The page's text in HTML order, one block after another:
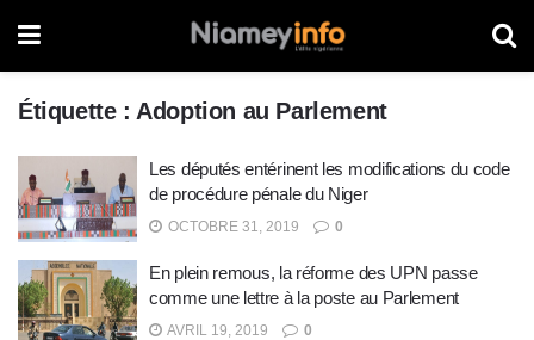
Étiquette : Adoption au Parlement
Les députés entérinent les modifications du code
de procédure pénale du Niger
OCTOBRE 31, 2019 0
En plein remous, la réforme des UPN passe
comme une lettre à la poste au Parlement
AVRIL 19, 2019 0